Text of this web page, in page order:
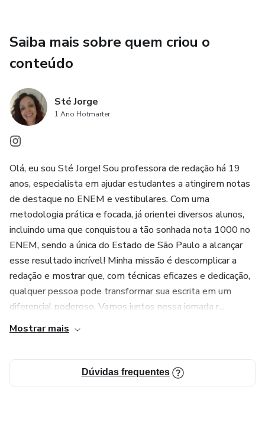
Saiba mais sobre quem criou o
conteúdo
Sté Jorge
1 Ano Hotmarter
Olá, eu sou Sté Jorge! Sou professora de redação há 19
anos, especialista em ajudar estudantes a atingirem notas
de destaque no ENEM e vestibulares. Com uma
metodologia prática e focada, já orientei diversos alunos,
incluindo uma que conquistou a tão sonhada nota 1000 no
ENEM, sendo a única do Estado de São Paulo a alcançar
esse resultado incrível! Minha missão é descomplicar a
redação e mostrar que, com técnicas eficazes e dedicação,
qualquer pessoa pode transformar sua escrita em um
diferencial poderoso. Vamos juntos nessa jornada r...
Mostrar mais
Dúvidas frequentes